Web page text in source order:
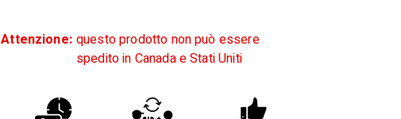
Attenzione: questo prodotto non può essere
spedito in Canada e Stati Uniti